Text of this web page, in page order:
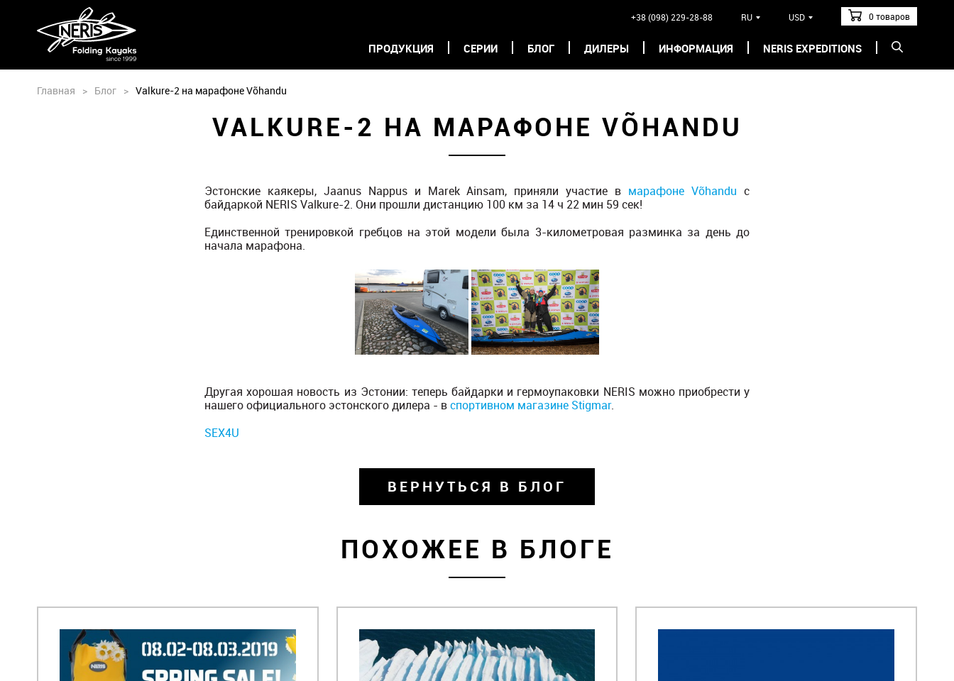
0 товаров
USD
RU
+38 (098) 229-28-88
ПРОДУКЦИЯ СЕРИИ БЛОГ ДИЛЕРЫ ИНФОРМАЦИЯ NERIS EXPEDITIONS
Главная > Блог > Valkure-2 на марафоне Võhandu
VALKURE-2 НА МАРАФОНЕ VÕHANDU
Эстонские каякеры, Jaanus Nappus и Marek Ainsam, приняли участие в марафоне Võhandu с
байдаркой NERIS Valkure-2. Они прошли дистанцию 100 км за 14 ч 22 мин 59 сек!
Единственной тренировкой гребцов на этой модели была 3-километровая разминка за день до
начала марафона.
Другая хорошая новость из Эстонии: теперь байдарки и гермоупаковки NERIS можно приобрести у
нашего официального эстонского дилера - вспортивном магазине Stigmar.
SEX4U
ВЕРНУТЬСЯ В БЛОГ
ПОХОЖЕЕ В БЛОГЕ